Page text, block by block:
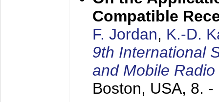
Compatible
F. Jordan, K.-D.
9th International
and Mobile
Boston, USA, 8. -